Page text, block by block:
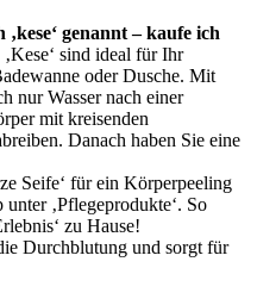
genannt – kaufe ich
‚Kese‘ sind ideal für Ihr
oder Dusche. Mit
nur Wasser nach einer
mit kreisenden
Danach haben Sie eine
Seife‘ für ein Körperpeeling
‚Pflegeprodukte‘. So
zu Hause!
Durchblutung und sorgt für